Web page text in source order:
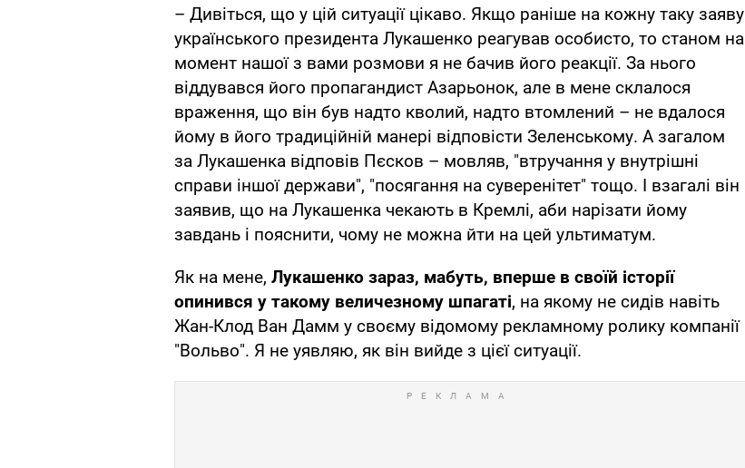
– Дивіться, що у цій ситуації цікаво. Якщо раніше на кожну таку заяву
українського президента Лукашенко реагував особисто, то станом на
момент нашої з вами розмови я не бачив його реакції. За нього
віддувався його пропагандист Азарьонок, але в мене склалося
враження, що він був надто кволий, надто втомлений – не вдалося
йому в його традиційній манері відповісти Зеленському. А загалом
за Лукашенка відповів Пєсков – мовляв, "втручання у внутрішні
справи іншої держави", "посягання на суверенітет" тощо. І взагалі він
заявив, що на Лукашенка чекають в Кремлі, аби нарізати йому
завдань і пояснити, чому не можна йти на цей ультиматум.
Як на мене, Лукашенко зараз, мабуть, вперше в своїй історії
опинився у такому величезному шпагаті, на якому не сидів навіть
Жан-Клод Ван Дамм у своєму відомому рекламному ролику компанії
"Вольво". Я не уявляю, як він вийде з цієї ситуації.